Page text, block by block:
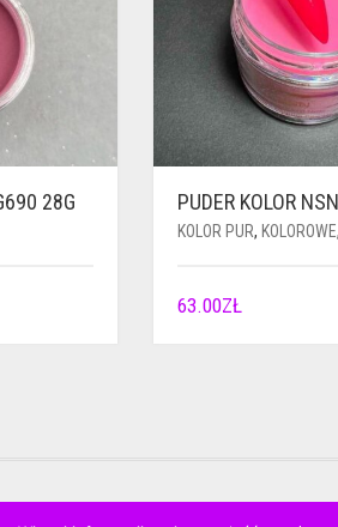
28G PUDER KOLOR
KOLOR PUR, KOLOROWE,
63.00ZŁ